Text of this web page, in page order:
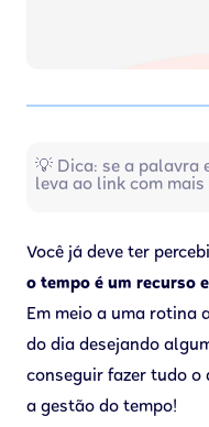
💡 Dica: se a palavra
leva ao link com
Você já deve ter
o tempo é um recurso
Em meio a uma rotina
do dia desejando
conseguir fazer tudo o
a gestão do tempo!